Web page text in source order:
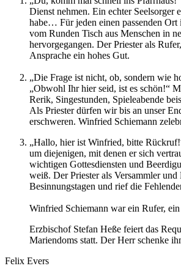
Dienst nehmen. Ein echter Seelsorger
habe… Für jeden einen passenden
vom Runden Tisch aus Menschen in
hervorgegangen. Der Priester als
Ansprache ein hohes Gut.
„Die Frage ist nicht, ob, sondern wie
„Obwohl Ihr hier seid, ist es schön!“
Rerik, Singestunden, Spieleabende
Als Priester dürfen wir bis an unser
erschweren. Winfried Schiemann
„Hallo, hier ist Winfried, bitte
um diejenigen, mit denen er sich
wichtigen Gottesdiensten und
weiß. Der Priester als Versammler
Besinnungstagen und rief die
Winfried Schiemann war ein Rufer,
Erzbischof Stefan Heße feiert das
Mariendoms statt. Der Herr schenke
Felix Evers